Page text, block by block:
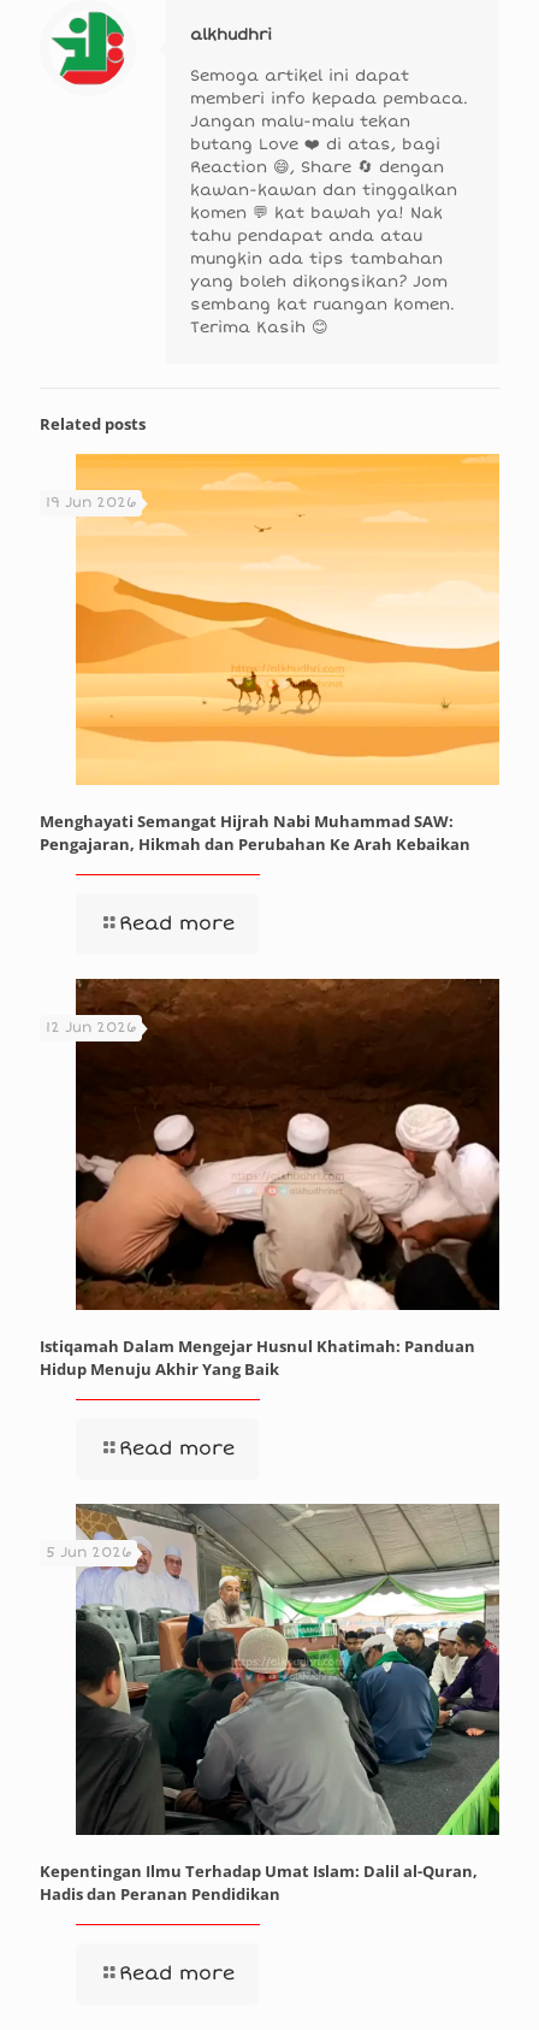
alkhudhri
Semoga artikel ini dapat
memberi info kepada pembaca.
Jangan malu-malu tekan
butang Love ❤️ di atas, bagi
Reaction 😄, Share 🔄 dengan
kawan-kawan dan tinggalkan
komen 💬 kat bawah ya! Nak
tahu pendapat anda atau
mungkin ada tips tambahan
yang boleh dikongsikan? Jom
sembang kat ruangan komen.
Terima Kasih 😊
Related posts
19 Jun 2026
Menghayati Semangat Hijrah Nabi Muhammad SAW:
Pengajaran, Hikmah dan Perubahan Ke Arah Kebaikan
Read more
12 Jun 2026
Istiqamah Dalam Mengejar Husnul Khatimah: Panduan
Hidup Menuju Akhir Yang Baik
Read more
5 Jun 2026
Kepentingan Ilmu Terhadap Umat Islam: Dalil al-Quran,
Hadis dan Peranan Pendidikan
Read more